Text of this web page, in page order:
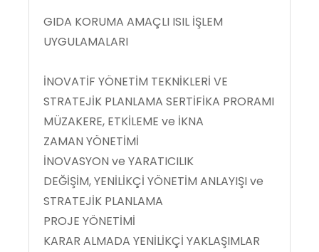
GIDA KORUMA AMAÇLI ISIL İŞLEM
UYGULAMALARI
İNOVATİF YÖNETİM TEKNİKLERİ VE
STRATEJİK PLANLAMA SERTİFİKA PRORAMI
MÜZAKERE, ETKİLEME ve İKNA
ZAMAN YÖNETİMİ
İNOVASYON ve YARATICILIK
DEĞİŞİM, YENİLİKÇİ YÖNETİM ANLAYIŞI ve
STRATEJİK PLANLAMA
PROJE YÖNETİMİ
KARAR ALMADA YENİLİKÇİ YAKLAŞIMLAR